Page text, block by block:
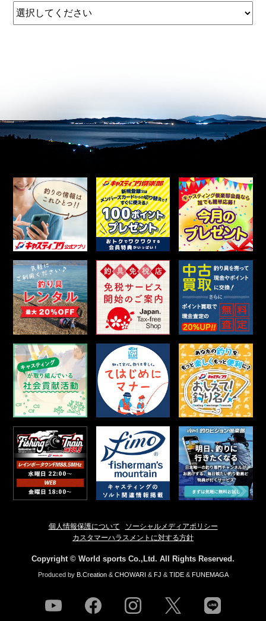
個人情報保護について
ソーシャルメディアポリシー
カスタマーハラスメントに対する方針
Copyright © World sports Co.,Ltd. All Rights Reserved.
Produced by B.Creation&CHOWARI & FJ &TIDE& FUNEMAGA
youtube facebook instagram line